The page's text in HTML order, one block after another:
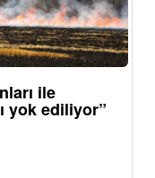
ile
yok ediliyor”